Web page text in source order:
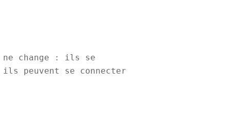
ne change : ils se
peuvent se connecter